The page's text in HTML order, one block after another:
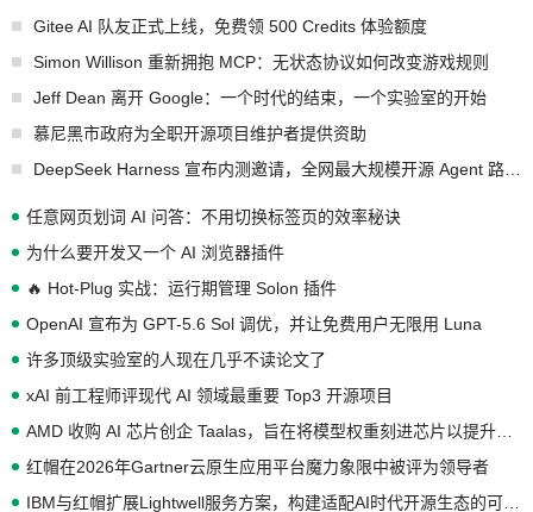
Gitee AI 队友正式上线，免费领 500 Credits 体验额度
Simon Willison 重新拥抱 MCP：无状态协议如何改变游戏规则
Jeff Dean 离开 Google：一个时代的结束，一个实验室的开始
慕尼黑市政府为全职开源项目维护者提供资助
任意网页划词 AI 问答：不用切换标签页的效率秘诀
为什么要开发又一个 AI 浏览器插件
🔥 Hot-Plug 实战：运行期管理 Solon 插件
OpenAI 宣布为 GPT-5.6 Sol 调优，并让免费用户无限用 Luna
许多顶级实验室的人现在几乎不读论文了
xAI 前工程师评现代 AI 领域最重要 Top3 开源项目
红帽在2026年Gartner云原生应用平台魔力象限中被评为领导者